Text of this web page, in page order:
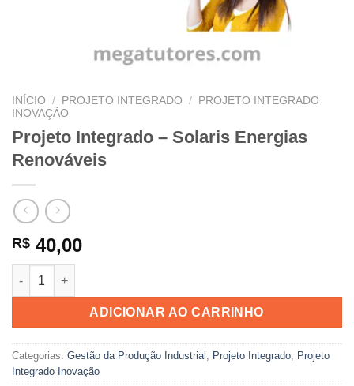
INÍCIO / PROJETO INTEGRADO /
PROJETO INTEGRADO
INOVAÇÃO
Projeto Integrado – Solaris Energias
Renováveis
R$ 40,00
Projeto Integrado - Solaris Energias Renováveis quantidade
ADICIONAR AO CARRINHO
Categorias: Gestão da Produção Industrial , Projeto Integrado, Projeto
Integrado Inovação